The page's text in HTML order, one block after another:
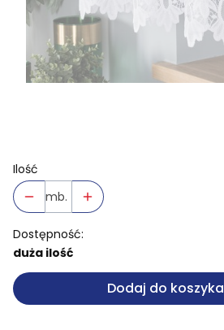
Ilość
mb.
Dostępność:
duża ilość
Dodaj do koszyka